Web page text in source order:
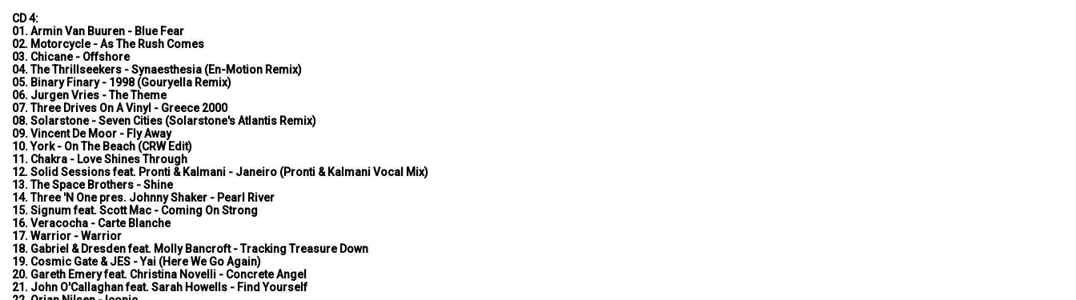
CD 4:
01. Armin Van Buuren - Blue Fear
02. Motorcycle - As The Rush Comes
03. Chicane - Offshore
04. The Thrillseekers - Synaesthesia (En-Motion Remix)
05. Binary Finary - 1998 (Gouryella Remix)
06. Jurgen Vries - The Theme
07. Three Drives On A Vinyl - Greece 2000
08. Solarstone - Seven Cities (Solarstone's Atlantis Remix)
09. Vincent De Moor - Fly Away
10. York - On The Beach (CRW Edit)
11. Chakra - Love Shines Through
12. Solid Sessions feat. Pronti & Kalmani - Janeiro (Pronti & Kalmani Vocal Mix)
13. The Space Brothers - Shine
14. Three 'N One pres. Johnny Shaker - Pearl River
15. Signum feat. Scott Mac - Coming On Strong
16. Veracocha - Carte Blanche
17. Warrior - Warrior
18. Gabriel & Dresden feat. Molly Bancroft - Tracking Treasure Down
19. Cosmic Gate & JES - Yai (Here We Go Again)
20. Gareth Emery feat. Christina Novelli - Concrete Angel
21. John O'Callaghan feat. Sarah Howells - Find Yourself